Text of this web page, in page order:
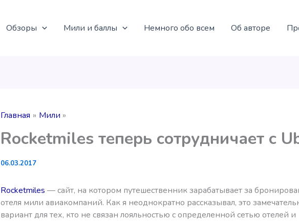
Обзоры Мили и баллы Немного обо всем Об авторе
Главная Мили
Rocketmiles теперь сотрудничает с
06.03.2017
Rocketmiles — сайт, на котором путешественник зарабатывает за
отеля мили авиакомпаний. Как я неоднократно рассказывал, это
вариант для тех, кто не связан лояльностью с определенной сетью отелей и